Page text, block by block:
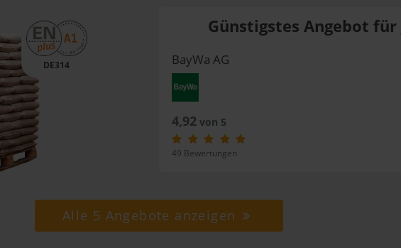
DE314
Günstigstes Angebot für
BayWa AG
4,92von 5
49 Bewertungen
Alle 5 Angebote anzeigen